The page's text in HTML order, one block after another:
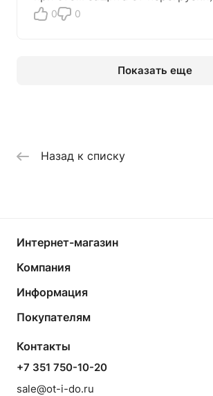
0 0
Показать еще
Назад к списку
Интернет-магазин
Компания
Информация
Покупателям
Контакты
+7 351 750-10-20
sale@ot-i-do.ru